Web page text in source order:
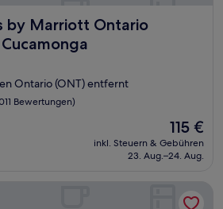
by Marriott Ontario
Ontario Airport/Rancho
Ontario (ONT) entfernt
Bewertungen)
Der
Preis
beträgt
115 €
inkl. Steuern & Gebühren
23. Aug.–24. Aug.
Ontario